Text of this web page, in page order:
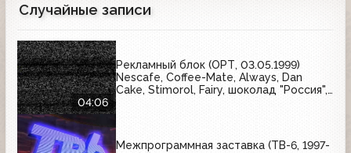
Случайные записи
04:06
Рекламный блок (ОРТ, 03.05.1999)
Nescafe, Coffee-Mate, Always, Dan
Cake, Stimorol, Fairy, шоколад "Россия",
Межпрограммная заставка (ТВ-6, 1997-